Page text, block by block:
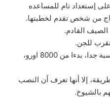
إستعداد تام للمساعده
من شخص تقدم لخطبتها.
القادم.
للجن.
نحن نعد طلاسم روحانية بأثمنة مناسبة جدا، بدءا من 8000 اورو،
إلا أنها تعرف أن النصب
بالشيوخ.